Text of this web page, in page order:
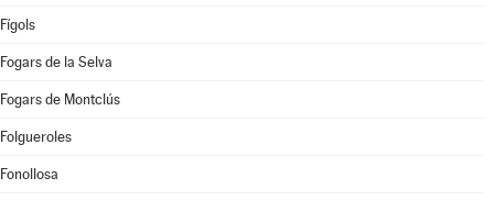
Fígols
Fogars de la Selva
Fogars de Montclús
Folgueroles
Fonollosa